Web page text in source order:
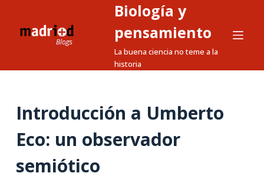
a
n
Biología y
pensamiento
La buena ciencia no teme a la
historia
Introducción a Umberto
Eco: un observador
semiótico